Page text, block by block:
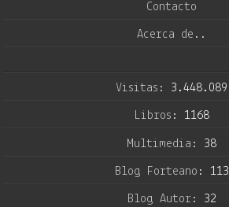
Contacto
Acerca de..
Visitas: 3.448.089
Libros: 1168
Multimedia: 38
Blog Forteano: 113
Blog Autor: 32